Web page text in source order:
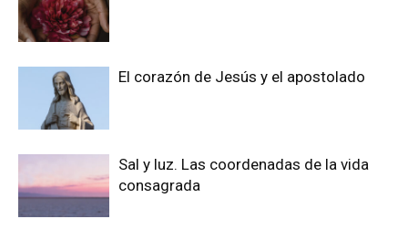
El corazón de Jesús y el apostolado
Sal y luz. Las coordenadas de la vida
consagrada